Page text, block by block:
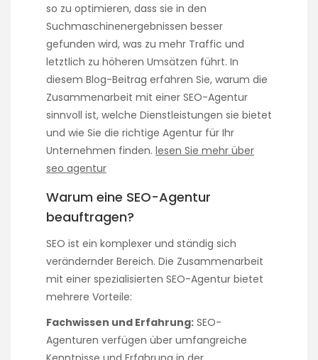
so zu optimieren, dass sie in den
Suchmaschinenergebnissen besser
gefunden wird, was zu mehr Traffic und
letztlich zu höheren Umsätzen führt. In
diesem Blog-Beitrag erfahren Sie, warum die
Zusammenarbeit mit einer SEO-Agentur
sinnvoll ist, welche Dienstleistungen sie bietet
und wie Sie die richtige Agentur für Ihr
Unternehmen finden. lesen Sie mehr über
seo agentur
Warum eine SEO-Agentur
beauftragen?
SEO ist ein komplexer und ständig sich
verändernder Bereich. Die Zusammenarbeit
mit einer spezialisierten SEO-Agentur bietet
mehrere Vorteile:
Fachwissen und Erfahrung: SEO-
Agenturen verfügen über umfangreiche